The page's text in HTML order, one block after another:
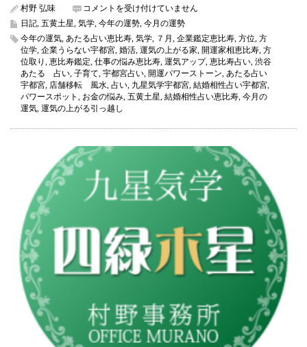
村野 弘味
五
黄
星
2019
年
7
の
運
月
の
運
気）
比
宇
占
い
コメントを受け付けていません
日記, 五黄土星, 気学, 今年の運勢, 今月の運勢
今年の運気, あたる占い恵比寿, 気学, ７月 , 企業鑑定恵比寿, 方位, 方
位学, 企業うらない宇都宮, 婚活, 運気の上がる家, 開運家相恵比寿, 方
位取り , 恵比寿鑑定, 仕事の悩み恵比寿, 運気アップ, 恵比寿占い, 渋谷
あたる 占い, 子育て, 宇都宮占い, 開運パワーストーン, あたる占い
宇都宮, 店舗移転 風水, 占い, 九星気学宇都宮, 結婚相性占い宇都宮,
パワースポット , お金の悩み, 五黄土星, 結婚相性占い恵比寿, 今月の
運気, 運気の上がる引っ越し